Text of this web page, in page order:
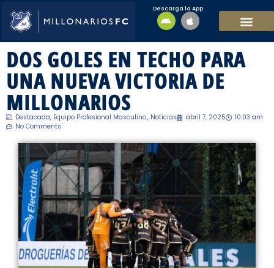
Descarga la App
DOS GOLES EN TECHO PARA
UNA NUEVA VICTORIA DE
MILLONARIOS
Destacada, Equipo Profesional Masculino., Noticias abril 7, 2025
10:03 am
No Comments